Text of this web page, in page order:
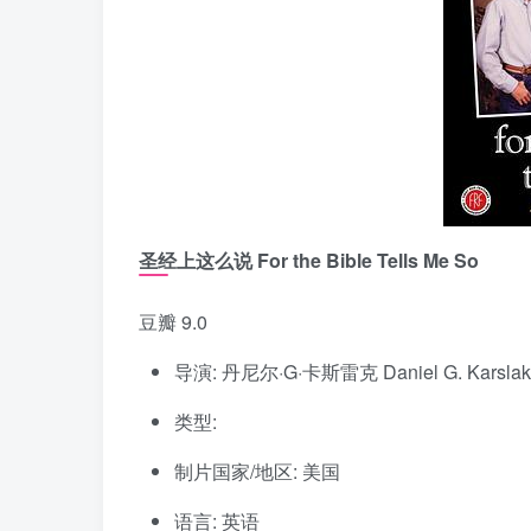
圣经上这么说 For the Bible Tells Me So
豆瓣 9.0
导演: 丹尼尔·G·卡斯雷克 Daniel G.
类型:
制片国家/地区: 美国
语言: 英语